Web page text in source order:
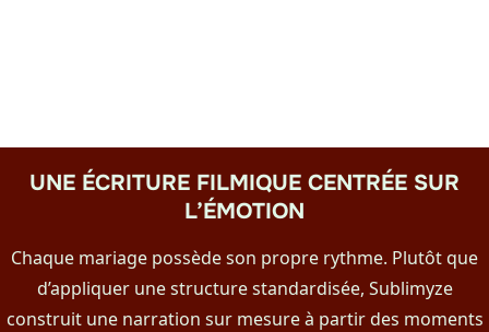
UNE ÉCRITURE FILMIQUE CENTRÉE SUR
L’ÉMOTION
Chaque mariage possède son propre rythme. Plutôt que
d’appliquer une structure standardisée, Sublimyze
construit une narration sur mesure à partir des moments